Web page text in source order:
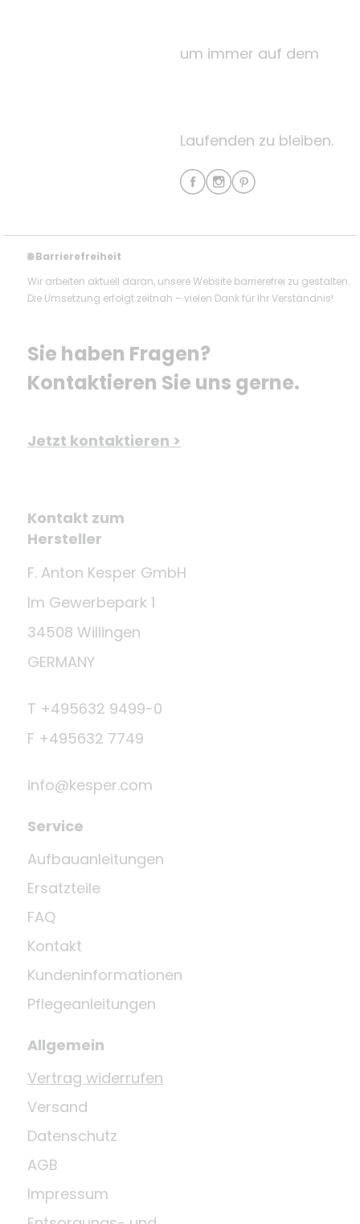
um immer auf dem
Laufenden zu bleiben.
🌐Barrierefreiheit
Wir arbeiten aktuell daran, unsere Website barrierefrei zu gestalten.
Die Umsetzung erfolgt zeitnah – vielen Dank für Ihr Verständnis!
Sie haben Fragen?
Kontaktieren Sie uns gerne.
Jetzt kontaktieren >
Kontakt zum
Hersteller
F. Anton Kesper GmbH
Im Gewerbepark 1
34508 Willingen
GERMANY
T +495632 9499-0
F +495632 7749
info@kesper.com
Service
Aufbauanleitungen
Ersatzteile
FAQ
Kontakt
Kundeninformationen
Pflegeanleitungen
Allgemein
Vertrag widerrufen
Versand
Datenschutz
AGB
Impressum